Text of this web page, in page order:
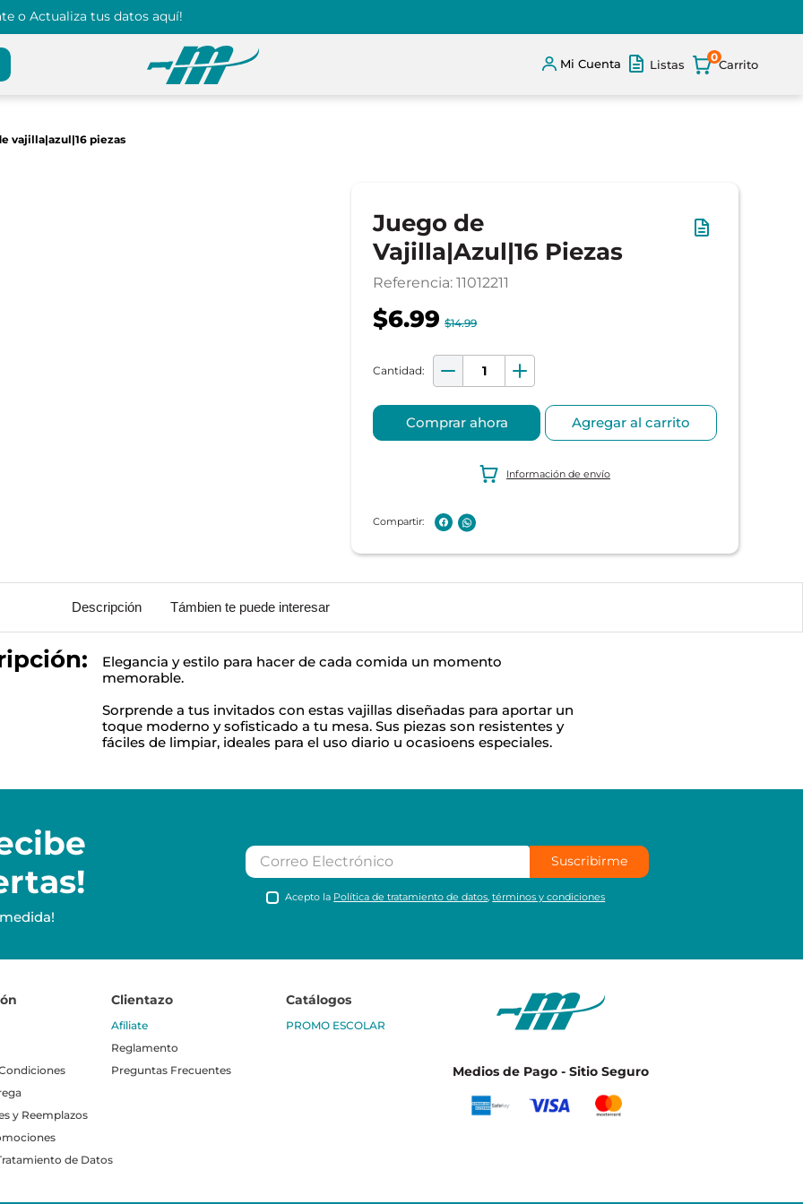
o Actualiza tus datos aquí!
Mi Cuenta Listas
0
vajilla|azul|16 piezas
Juego de
Vajilla|Azul|16 Piezas
Referencia: 11012211
$6.99 $14.99
Comprar ahora Agregar al carrito
Información de envío
Descripción Támbien te puede interesar
Elegancia y estilo para hacer de cada comida un momento
memorable.
Sorprende a tus invitados con estas vajillas diseñadas para aportar un
toque moderno y sofisticado a tu mesa. Sus piezas son resistentes y
fáciles de limpiar, ideales para el uso diario u ocasioens especiales.
Suscribirme
Acepto la Política de tratamiento de datos ,términos y condiciones
y Reemplazos
de Datos
Clientazo
Afíliate
Reglamento
Preguntas Frecuentes
Catálogos
PROMO ESCOLAR
Medios de Pago - Sitio Seguro